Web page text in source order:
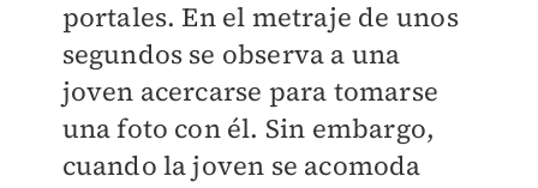
portales. En el metraje de unos
segundos se observa a una
joven acercarse para tomarse
una foto con él. Sin embargo,
cuando la joven se acomoda